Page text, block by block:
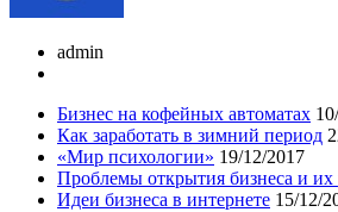
admin
Бизнес на кофейных автоматах
Как заработать в зимний период
«Мир психологии» 19/12/2017
Проблемы открытия бизнеса и
Идеи бизнеса в интернете 15/12/